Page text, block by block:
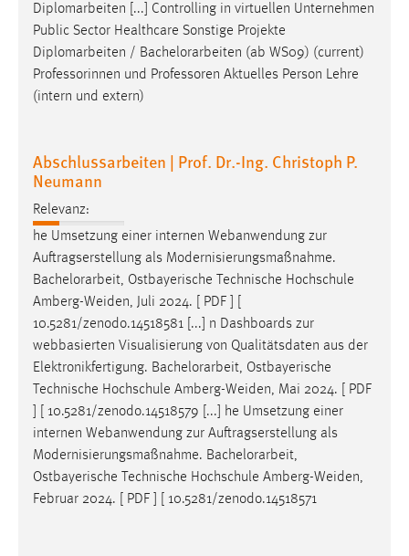
Diplomarbeiten [...] Controlling in virtuellen Unternehmen
Public Sector Healthcare Sonstige Projekte
Diplomarbeiten / Bachelorarbeiten (ab WS09) (current)
Professorinnen und Professoren Aktuelles Person Lehre
(intern und extern)
Abschlussarbeiten | Prof. Dr.-Ing. Christoph P.
Neumann
Relevanz:
he Umsetzung einer internen Webanwendung zur
Auftragserstellung als Modernisierungsmaßnahme.
Bachelorarbeit, Ostbayerische Technische Hochschule
Amberg-Weiden, Juli 2024. [ PDF ] [
10.5281/zenodo.14518581 [...] n Dashboards zur
webbasierten Visualisierung von Qualitätsdaten aus der
Elektronikfertigung. Bachelorarbeit, Ostbayerische
Technische Hochschule Amberg-Weiden, Mai 2024. [ PDF
] [ 10.5281/zenodo.14518579 [...] he Umsetzung einer
internen Webanwendung zur Auftragserstellung als
Modernisierungsmaßnahme. Bachelorarbeit,
Ostbayerische Technische Hochschule Amberg-Weiden,
Februar 2024. [ PDF ] [ 10.5281/zenodo.14518571
Cookie Laufzeit:
MibewSessionID, mibew-chat-frame-style-
Name:
Zweck:
Dieser Cookie ist notwendig um sich an der Website
einloggen zu können.
Cookie Laufzeit:
24 Stunden
STATISTIK
Statistik Cookies erfassen Informationen anonym.
Diese Informationen helfen uns zu verstehen, wie
unsere Besucher unsere Website nutzen.
Matomo